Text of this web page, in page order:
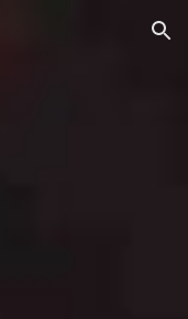
Skip to navigation